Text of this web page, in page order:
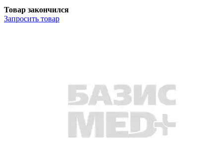
Товар закончился
Запросить товар